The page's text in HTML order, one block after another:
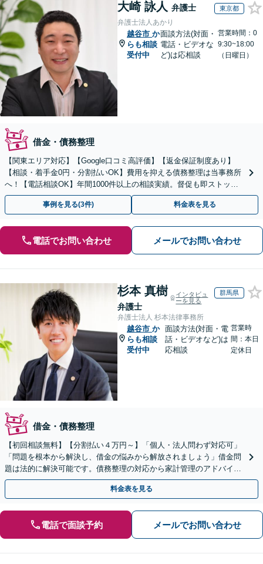
大崎 詠人 弁護士 東京都
弁護士法人あかり
越谷市 か
らも相談
受付中
面談方法(対面・
電話・ビデオな
ど)は応相談
営業時間：0
9:30~18:00
（日曜日）
借金・債務整理
【関東エリア対応】【Google口コミ高評価】【返金保証制度あり】
【相談・着手金0円・分割払いOK】費用を抑える債務整理は当事務所
へ！【電話相談OK】年間1000件以上の相談実績。督促も即ストッ
プ！自己破産で借金ゼロ／個人再生なら家を残せる
事例を見る(3件) 料金表を見る
電話でお問い合わせ メールでお問い合わせ
杉本 真樹
弁護士
インタビュ
ーを見る
群馬県
弁護士法人 杉本法律事務所
越谷市 か
らも相談
受付中
面談方法(対面・電
話・ビデオなど)は
応相談
営業時
間：本日
定休日
借金・債務整理
【初回相談無料】【分割払い４万円～】「個人・法人問わず対応可」
「問題を根本から解決し、借金の悩みから解放されましょう」借金問
題は法的に解決可能です。債務整理の対応から家計管理のアドバイス
まで一貫してサポ―ト【休日・夜間相談可】
料金表を見る
電話で面談予約 メールでお問い合わせ